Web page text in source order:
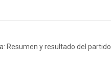
Resumen y resultado del partido